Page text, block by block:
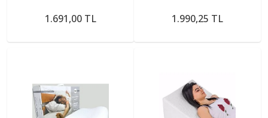
Yastığı
1.691,00 TL 1.990,25 TL